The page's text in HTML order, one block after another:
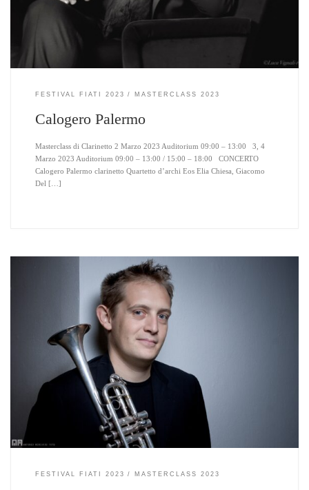
FESTIVAL FIATI 2023 MASTERCLASS 2023
Calogero Palermo
Masterclass di Clarinetto 2 Marzo 2023 Auditorium 09:00 – 13:00 3, 4
Marzo 2023 Auditorium 09:00 – 13:00 / 15:00 – 18:00 CONCERTO
Calogero Palermo clarinetto Quartetto d’archi Eos Elia Chiesa, Giacomo
Del […]
FESTIVAL FIATI 2023 MASTERCLASS 2023